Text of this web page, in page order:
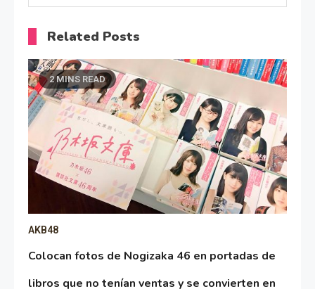
Related Posts
2 MINS READ
AKB48
Colocan fotos de Nogizaka 46 en portadas de
libros que no tenían ventas y se convierten en